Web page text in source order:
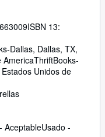
ISBN 13:
Dallas, Dallas, TX,
AmericaThriftBooks-
Unidos de
AceptableUsado -